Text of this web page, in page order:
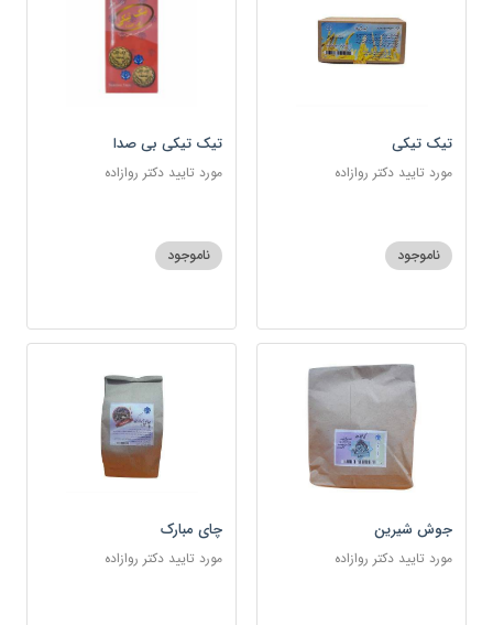
تیک تیکی
مورد تایید دکتر روازاده
ناموجود
تیک تیکی بی صدا
مورد تایید دکتر روازاده
ناموجود
جوش شیرین
مورد تایید دکتر روازاده
چای مبارک
مورد تایید دکتر روازاده